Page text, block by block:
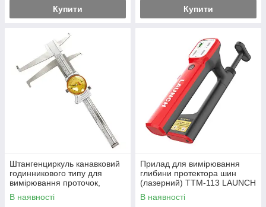
Купити Купити
Штангенциркуль канавковий
годинникового типу для
вимірювання проточок,
внутрішніх канавок та
діаметрів (0-150мм; 0,02мм)
В наявності
Прилад для вимірювання
глибини протектора шин
(лазерний) TTM-113 LAUNCH
В наявності